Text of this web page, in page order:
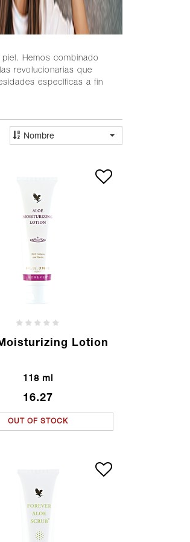
Hemos combinado
revolucionarias que
específicas a fin
Nombre
Lotion
118 ml
16.27
OUT OF STOCK